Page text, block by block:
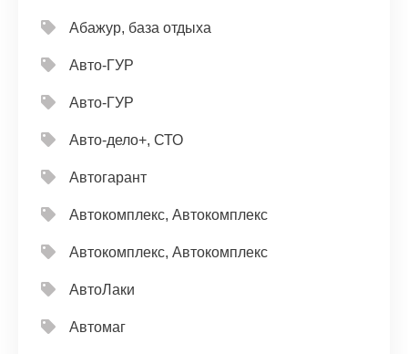
Абажур, база отдыха
Авто-ГУР
Авто-ГУР
Авто-дело+, СТО
Автогарант
Автокомплекс, Автокомплекс
Автокомплекс, Автокомплекс
АвтоЛаки
Автомаг